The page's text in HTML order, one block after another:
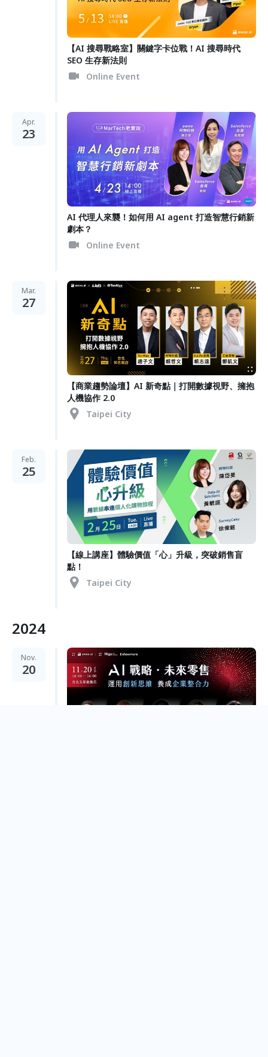
【AI 搜尋戰略室】關鍵字卡位戰！AI 搜尋時代
SEO 生存新法則
Online Event
Apr.
23
AI 代理人來襲！如何用 AI agent 打造智慧行銷新
劇本？
Online Event
Mar.
27
【商業趨勢論壇】AI 新奇點｜打開數據視野、擁抱
人機協作 2.0
Taipei City
Feb.
25
【線上講座】體驗價值「心」升級，突破銷售盲
點！
Taipei City
2024
Nov.
20